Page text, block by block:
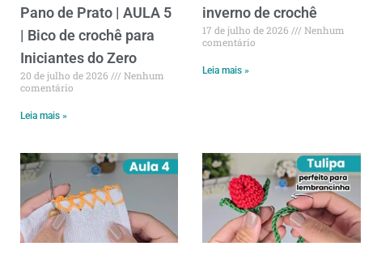
Pano de Prato | AULA 5
| Bico de crochê para
Iniciantes do Zero
20 de julho de 2026
Nenhum
comentário
Leia mais »
inverno de crochê
17 de julho de 2026
Nenhum
comentário
Leia mais »